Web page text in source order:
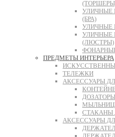
УЛИЧНЫЕ
(БРА)
УЛИЧНЫЕ
УЛИЧНЫЕ
(ЛЮСТРЫ)
ПРЕДМЕТЫ ИНТЕРЬЕРА
ТЕЛЕЖКИ
АКСЕССУАРЫ
СТАКАНЫ
АКСЕССУАРЫ